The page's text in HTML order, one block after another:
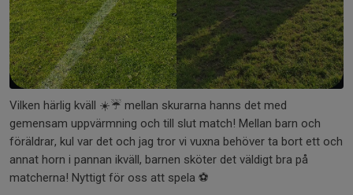
Vilken härlig kväll ☀️☔️ mellan skurarna hanns det med
gemensam uppvärmning och till slut match! Mellan barn och
föräldrar, kul var det och jag tror vi vuxna behöver ta bort ett och
annat horn i pannan ikväll, barnen sköter det väldigt bra på
matcherna! Nyttigt för oss att spela ⚽️